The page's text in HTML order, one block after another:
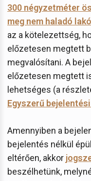
300 négyzetméter
meg nem haladó
az a kötelezettség,
előzetesen megtett
megvalósítani. A
előzetesen megtett
lehetséges (a
Egyszerű
Amennyiben a
bejelentés nélkül
eltérően, akkor
beszélhetünk,